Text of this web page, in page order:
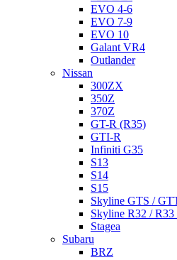
EVO 4-6
EVO 7-9
EVO 10
Galant VR4
Outlander
Nissan
300ZX
350Z
370Z
GT-R (R35)
GTI-R
Infiniti G35
S13
S14
S15
Skyline GTS /
Skyline R32 /
Stagea
Subaru
BRZ